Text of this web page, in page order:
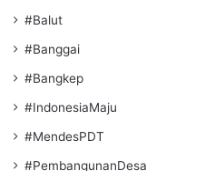
#Balut
#Banggai
#Bangkep
#IndonesiaMaju
#MendesPDT
#PembangunanDesa